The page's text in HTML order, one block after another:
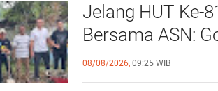
Jelang HUT Ke-
Bersama ASN:
Kebersamaan
08/08/2026, 09:25 WIB